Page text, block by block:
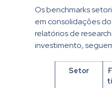
Os benchmarks
em consolidações
relatórios de
investimento,
Setor